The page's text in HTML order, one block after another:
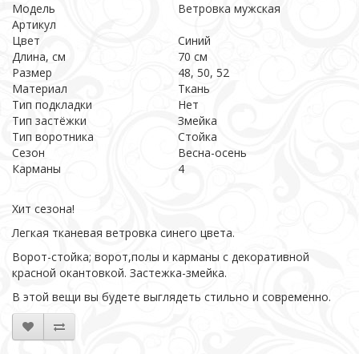
Модель
Ветровка мужская
Артикул
Цвет
Синий
Длина, см
70 см
Размер
48, 50, 52
Материал
Ткань
Тип подкладки
Нет
Тип застёжки
Змейка
Тип воротника
Стойка
Сезон
Весна-осень
Карманы
4
Хит сезона!
Легкая тканевая ветровка синего цвета.
Ворот-стойка; ворот,полы и карманы с декоративной
красной окантовкой. Застежка-змейка.
В этой вещи вы будете выглядеть стильно и современно.